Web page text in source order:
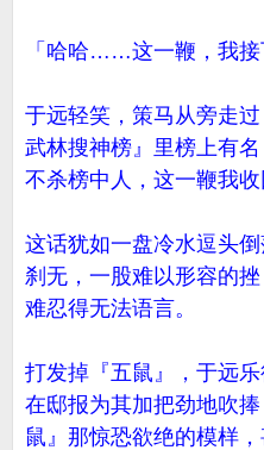
「哈哈……这一鞭，我接
于远轻笑，策马从旁走
武林搜神榜』里榜上有
不杀榜中人，这一鞭我收
这话犹如一盘冷水逗头
刹无，一股难以形容的
难忍得无法语言。
打发掉『五鼠』，于远
在邸报为其加把劲地吹
鼠』那惊恐欲绝的模样，